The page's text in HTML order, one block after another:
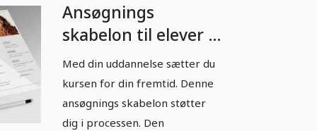
Ansøgnings
skabelon til elever i
mørkebrun og
lysegrøn.
Med din uddannelse sætter du
kursen for din fremtid. Denne
ansøgnings skabelon støtter
dig i processen. Den